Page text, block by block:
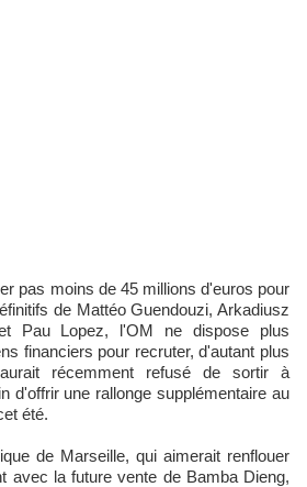
de Mattéo Guendouzi, Arkadiusz
Pau Lopez, l'OM ne dispose plus
financiers pour recruter, d'autant plus
récemment refusé de sortir à
d'offrir une rallonge supplémentaire au
été.
de Marseille, qui aimerait renflouer
avec la future vente de Bamba Dieng,